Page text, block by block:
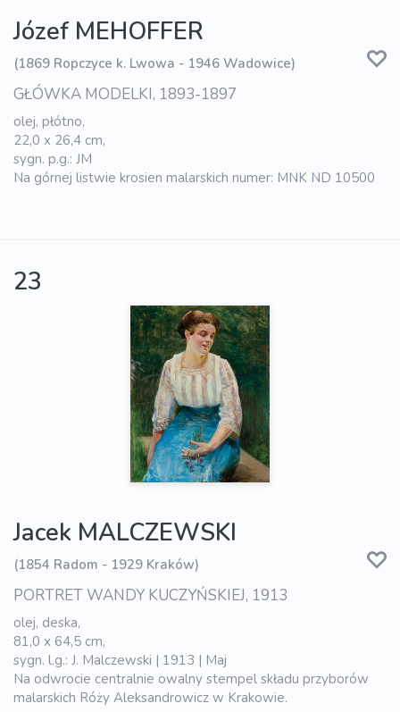
Józef MEHOFFER
(1869 Ropczyce k. Lwowa - 1946 Wadowice)
GŁÓWKA MODELKI, 1893-1897
olej, płótno,
22,0 x 26,4 cm,
sygn. p.g.: JM
Na górnej listwie krosien malarskich numer: MNK ND 10500
23
Jacek MALCZEWSKI
(1854 Radom - 1929 Kraków)
PORTRET WANDY KUCZYŃSKIEJ, 1913
olej, deska,
81,0 x 64,5 cm,
sygn. l.g.: J. Malczewski | 1913 | Maj
Na odwrocie centralnie owalny stempel składu przyborów
malarskich Róży Aleksandrowicz w Krakowie.